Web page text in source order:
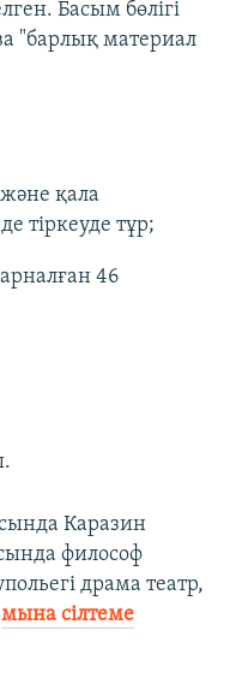
Басым бөлігі
"барлық материал
қала
тіркеуде тұр;
46
Каразин
философ
драма театр,
мына сілтеме